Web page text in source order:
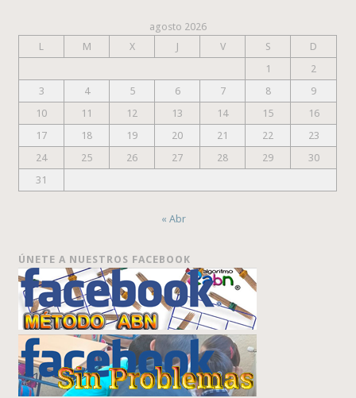
agosto 2026
L
M X J V S
D
1
2
3
4 5 6 7 8
9
10
11 12 13 14 15
16
17
18 19 20 21 22
23
24
25 26 27 28 29
30
31
« Abr
ÚNETE A NUESTROS FACEBOOK